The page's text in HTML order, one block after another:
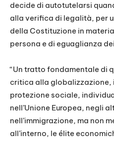
decide di autotutelarsi
alla verifica di legalità, per
della Costituzione in
persona e di eguaglianza
“Un tratto fondamentale di
critica alla globalizzazione,
protezione sociale,
nell’Unione Europea, negli
nell’immigrazione, ma non
all’interno, le élite